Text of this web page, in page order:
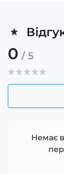
0 / 5
Немає